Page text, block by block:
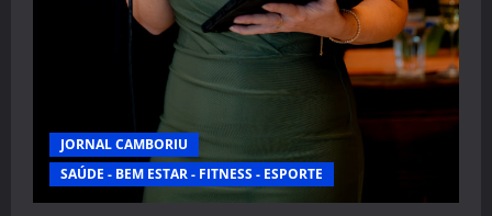
JORNAL CAMBORIU
SAÚDE - BEM ESTAR - FITNESS - ESPORTE